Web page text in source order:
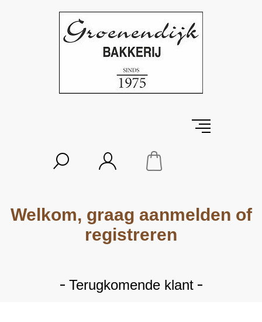
Welkom, graag aanmelden of
registreren
Terugkomende klant